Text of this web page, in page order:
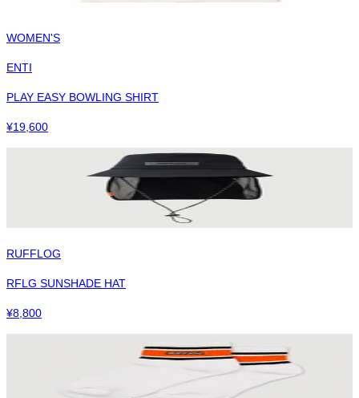
WOMEN'S
ENTI
PLAY EASY BOWLING SHIRT
¥19,600
RUFFLOG
RFLG SUNSHADE HAT
¥8,800